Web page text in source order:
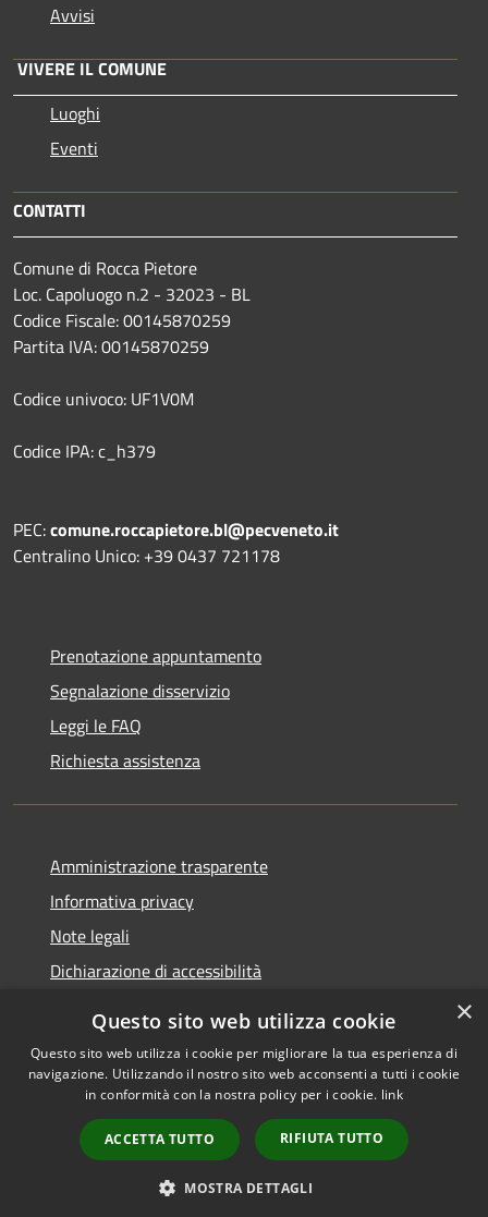
Avvisi
VIVERE IL COMUNE
Luoghi
Eventi
CONTATTI
Comune di Rocca Pietore
Loc. Capoluogo n.2 - 32023 - BL
Codice Fiscale: 00145870259
Partita IVA: 00145870259
Codice univoco: UF1V0M
Codice IPA: c_h379
PEC:comune.roccapietore.bl@pecveneto.it
Centralino Unico: +39 0437 721178
Prenotazione appuntamento
Segnalazione disservizio
Leggi le FAQ
Richiesta assistenza
Amministrazione trasparente
Informativa privacy
Note legali
Dichiarazione di accessibilità
RSS
Accessibilità
Copyright © 2026 • Comune di
Rocca Pietore • Powered by
Municipium•
Accesso
redazione
×
Questo sito web utilizza cookie
Questo sito web utilizza i cookie per migliorare la tua esperienza di
navigazione. Utilizzando il nostro sito web acconsenti a tutti i cookie
in conformità con la nostra policy per i cookie. link
ACCETTA TUTTO RIFIUTA TUTTO
MOSTRA DETTAGLI